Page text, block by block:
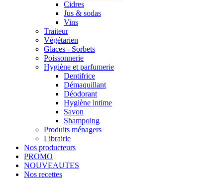
Cidres
Jus & sodas
Vins
Traiteur
Végétarien
Glaces - Sorbets
Poissonnerie
Hygiène et parfumerie
Dentifrice
Démaquillant
Déodorant
Hygiène intime
Savon
Shampoing
Produits ménagers
Librairie
Nos producteurs
PROMO
NOUVEAUTES
Nos recettes